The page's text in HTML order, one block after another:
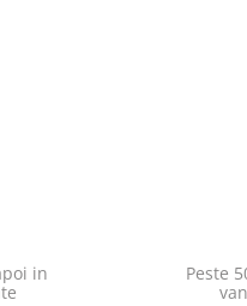
in
Peste